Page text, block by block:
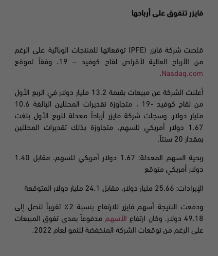
فايزر تتفوق على أرباحها
قلصت شركة فايزر (PFE)
توقعاتها للمنتجات الوبائية على الرغم
من الأرباح العالية لأقراص لقاح
كوفيد – 19،
وفقاً لموقع
Nasdaq.com
.
أعلنت الشركة عن مبيعات بقيمة 13.2 مليار دولار في الربع الأول
من لقاح كوفيد -19
، متجاوزة تقديرات المحللين البالغة 10.6
مليار دولار. وسجلت شركة فايزر أرباحاً معدلة للربع الأول بلغت
1.67 دولار أمريكي للسهم، متجاوزة بذلك تقديرات المحللين
بمقدار 20 سنتاً
.
ربحية السهم المعدلة: 1.67 دولار أمريكي للسهم، مقابل 1.40
دولار أمريكي متوقع
الإيرادات: 25.66 مليار دولار، مقابل 24.1 مليار دولار المتوقعة
ودفعت النتيجة أسهم فايزر للارتفاع بنسبة 2٪ تقريباً لتصل إلى
49.18 دولار. وكان ارتفاع
الأسهم مدفوعاً بمدى تفوق المبيعات
على الرغم من توقعات الشركة المنخفضة للنمو لعام 2022.